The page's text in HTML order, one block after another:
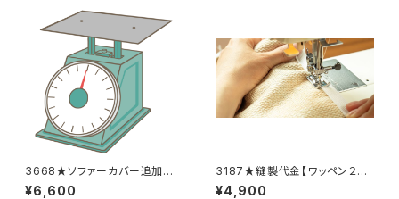
3668★ソファーカバー追加料
金
¥6,600
3187★縫製代金【ワッペン２
枚】
¥4,900